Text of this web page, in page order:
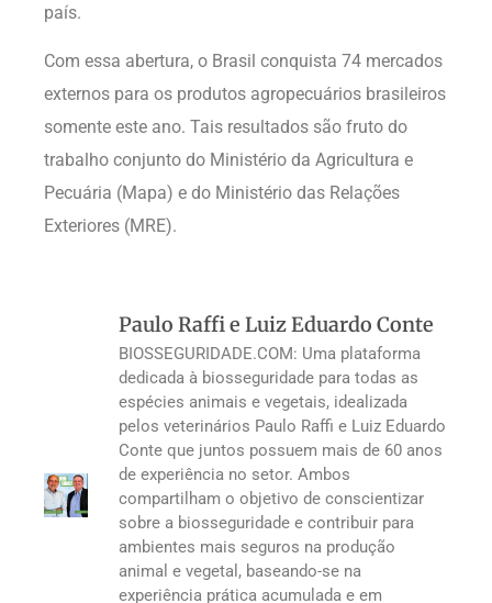
país.
Com essa abertura, o Brasil conquista 74 mercados
externos para os produtos agropecuários brasileiros
somente este ano. Tais resultados são fruto do
trabalho conjunto do Ministério da Agricultura e
Pecuária (Mapa) e do Ministério das Relações
Exteriores (MRE).
Paulo Raffi e Luiz Eduardo Conte
BIOSSEGURIDADE.COM: Uma plataforma
dedicada à biosseguridade para todas as
espécies animais e vegetais, idealizada
pelos veterinários Paulo Raffi e Luiz Eduardo
Conte que juntos possuem mais de 60 anos
de experiência no setor. Ambos
compartilham o objetivo de conscientizar
sobre a biosseguridade e contribuir para
ambientes mais seguros na produção
animal e vegetal, baseando-se na
experiência prática acumulada e em